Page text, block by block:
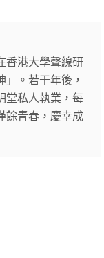
香港大學聲線研
」。若干年後，
堂私人執業，每
餘青春，慶幸成